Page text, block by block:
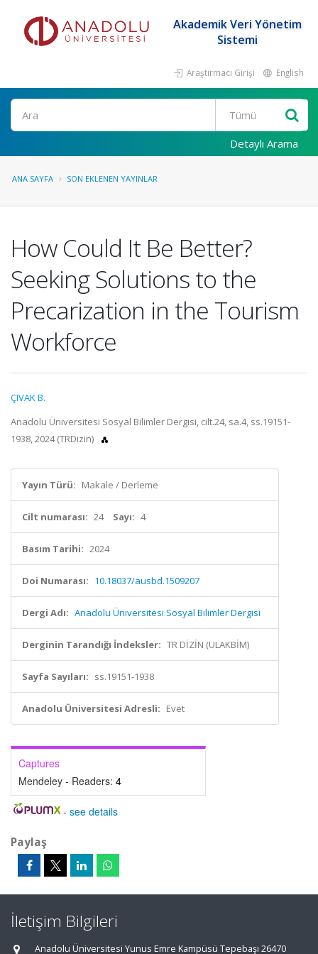
Akademik Veri Yönetim
Sistemi
Araştırmacı Girişi English
Ara
Detaylı Arama
ANA SAYFA SON EKLENEN YAYINLAR
How Could It Be Better?
Seeking Solutions to the
Precarization in the Tourism
Workforce
ÇIVAK B.
Anadolu Üniversitesi Sosyal Bilimler Dergisi, cilt.24, sa.4, ss.19151-
1938, 2024 (TRDizin)
Yayın Türü: Makale / Derleme
Cilt numarası: 24 Sayı: 4
Basım Tarihi: 2024
Doi Numarası: 10.18037/ausbd.1509207
Dergi Adı: Anadolu Üniversitesi Sosyal Bilimler Dergisi
Derginin Tarandığı İndeksler: TR DİZİN (ULAKBİM)
Sayfa Sayıları: ss.19151-1938
Anadolu Üniversitesi Adresli: Evet
Captures
Mendeley - Readers: 4
- see details
Paylaş
İletişim Bilgileri
Anadolu Üniversitesi Yunus Emre Kampüsü Tepebaşı 26470